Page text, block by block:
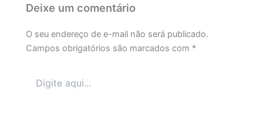
Deixe um comentário
O seu endereço de e-mail não será publicado.
Campos obrigatórios são marcados com *
aqui...